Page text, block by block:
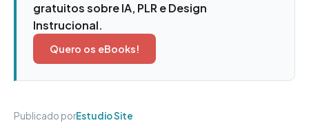
gratuitos sobre IA, PLR e Design
Instrucional.
Quero os eBooks!
Publicado porEstudio Site